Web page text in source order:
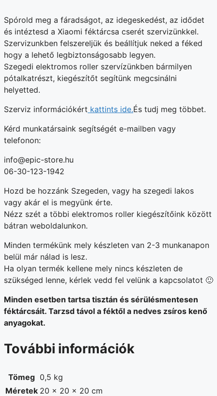
Spórold meg a fáradságot, az idegeskedést, az idődet
és intéztesd a Xiaomi féktárcsa cserét szervizünkkel.
Szervizunkben felszereljük és beállítjuk neked a féked
hogy a lehető legbiztonságosabb legyen.
Szegedi elektromos roller szervízünkben bármilyen
pótalkatrészt, kiegészítőt segítünk megcsinálni
helyetted.
Szerviz információkért kattints ide.És tudj meg többet.
Kérd munkatársaink segítségét e-mailben vagy
telefonon:
info@epic-store.hu
06-30-123-1942
Hozd be hozzánk Szegeden, vagy ha szegedi lakos
vagy akár el is megyünk érte.
Nézz szét a többi elektromos roller kiegészítőink között
bátran weboldalunkon.
Minden termékünk mely készleten van 2-3 munkanapon
belül már nálad is lesz.
Ha olyan termék kellene mely nincs készleten de
szükséged lenne, kérlek vedd fel velünk a kapcsolatot 🙂
Minden esetben tartsa tisztán és sérülésmentesen
féktárcsáit. Tarzsd távol a féktől a nedves zsíros kenő
anyagokat.
További információk
Tömeg 0,5 kg
Méretek 20 × 20 × 20 cm